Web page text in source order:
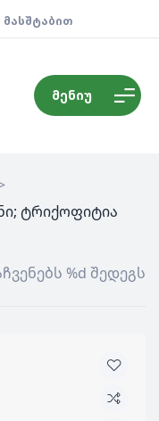
მასშტაბით
მენიუ
ტრიქოფიტია
%d შედეგს